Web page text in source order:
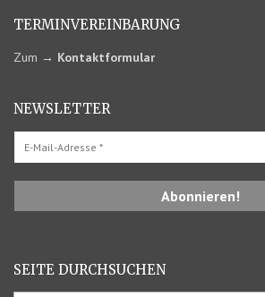
TERMIN­VEREINBARUNG
Zum → Kontaktformular
NEWSLETTER
SEITE DURCHSUCHEN